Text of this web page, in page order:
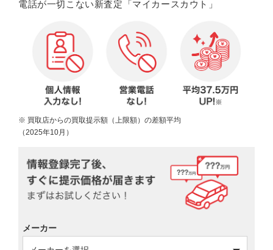
電話が一切こない新査定「マイカースカウト」
※ 買取店からの買取提示額（上限額）の差額平均
（2025年10月）
メーカー